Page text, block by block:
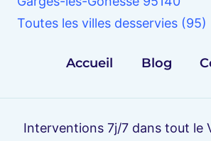
Toutes les villes desservies (95)
Accueil Blog
Interventions 7j/7 dans tout le